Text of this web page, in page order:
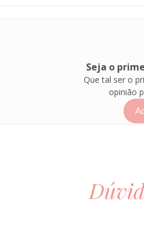
Seja o
Que tal ser o
opinião